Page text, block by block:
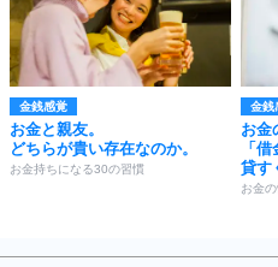
金銭感覚
お金と親友。
どちらが貴い存在なのか。
お金持ちになる30の習慣
金銭
お金
「
貸す
お金